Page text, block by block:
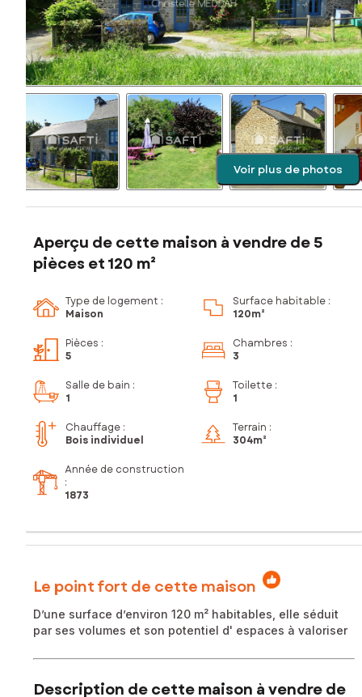
Voir plus de photos
Aperçu de cette maison à vendre de 5
pièces et 120 m²
Type de logement :
Maison
Surface habitable :
120m²
Pièces :
5
Chambres :
3
Salle de bain :
1
Toilette :
1
Chauffage :
Bois individuel
Terrain :
304m²
Année de construction
:
1873
Le point fort de cette maison
D’une surface d’environ 120 m² habitables, elle séduit
par ses volumes et son potentiel d' espaces à valoriser
Description de cette maison à vendre de